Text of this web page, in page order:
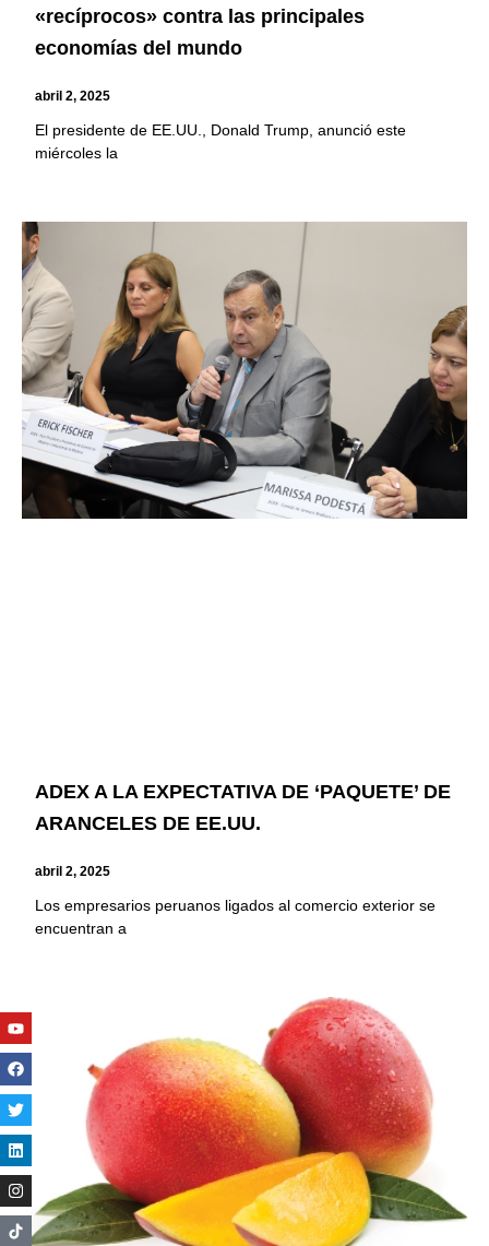
«recíprocos» contra las principales
economías del mundo
abril 2, 2025
El presidente de EE.UU., Donald Trump, anunció este
miércoles la
ADEX A LA EXPECTATIVA DE ‘PAQUETE’ DE
ARANCELES DE EE.UU.
abril 2, 2025
Los empresarios peruanos ligados al comercio exterior se
encuentran a
Youtube
Facebook
Twitter
Linkedin
Instagram